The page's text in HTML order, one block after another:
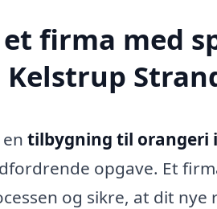
et firma med
tilbygning til orangeri
opgave. Et
og sikre, at dit